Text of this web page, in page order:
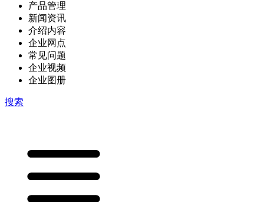
产品管理
新闻资讯
介绍内容
企业网点
常见问题
企业视频
企业图册
搜索